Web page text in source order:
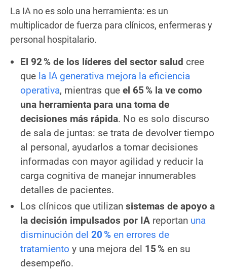
La IA no es solo una herramienta: es un
multiplicador de fuerza para clínicos, enfermeras y
personal hospitalario.
El 92 % de los líderes del sector salud cree
que la IA generativa mejora la eficiencia
operativa, mientras que el 65 % la ve como
una herramienta para una toma de
decisiones más rápida. No es solo discurso
de sala de juntas: se trata de devolver tiempo
al personal, ayudarlos a tomar decisiones
informadas con mayor agilidad y reducir la
carga cognitiva de manejar innumerables
detalles de pacientes.
Los clínicos que utilizan sistemas de apoyo a
la decisión impulsados por IA reportan una
disminución del 20 % en errores de
tratamiento y una mejora del 15 % en su
desempeño.